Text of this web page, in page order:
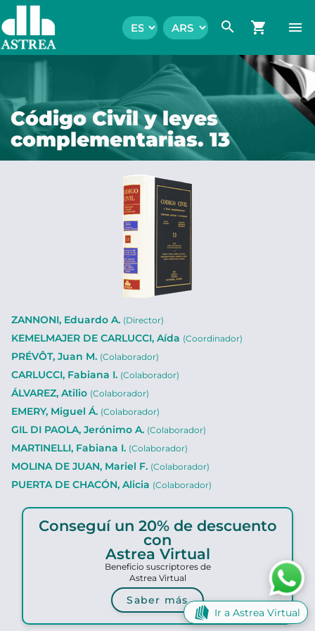
search shopping_cart menu
Código Civil y leyes
complementarias. 13
ZANNONI, Eduardo A. (Director)
KEMELMAJER DE CARLUCCI, Aída (Coordinador)
PRÉVÔT, Juan M. (Colaborador)
CARLUCCI, Fabiana I. (Colaborador)
ÁLVAREZ, Atilio (Colaborador)
EMERY, Miguel Á. (Colaborador)
GIL DI PAOLA, Jerónimo A. (Colaborador)
MARTINELLI, Fabiana I. (Colaborador)
MOLINA DE JUAN, Mariel F. (Colaborador)
PUERTA DE CHACÓN, Alicia (Colaborador)
Conseguí un 20% de descuento
con
Astrea Virtual
Beneficio suscriptores de
Astrea Virtual
Saber más
Ir a Astrea Virtual